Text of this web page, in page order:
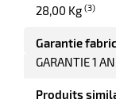
28,00 Kg (3)
Garantie
GARANTIE 1 AN
Produits